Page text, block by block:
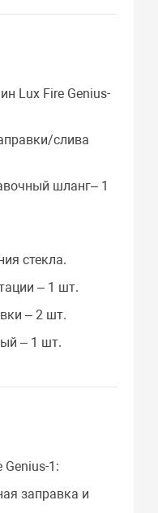
Lux Fire Genius-
слива
шланг– 1
стекла.
– 1 шт.
– 2 шт.
– 1 шт.
1:
заправка и